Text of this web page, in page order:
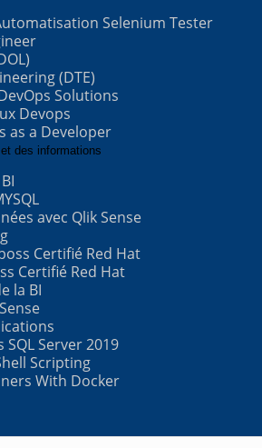
Selenium Tester
(DTE)
Solutions
Devops
as a Developer
des informations
avec Qlik Sense
Certifié Red Hat
Certifié Red Hat
la BI
SQL Server 2019
Scripting
With Docker